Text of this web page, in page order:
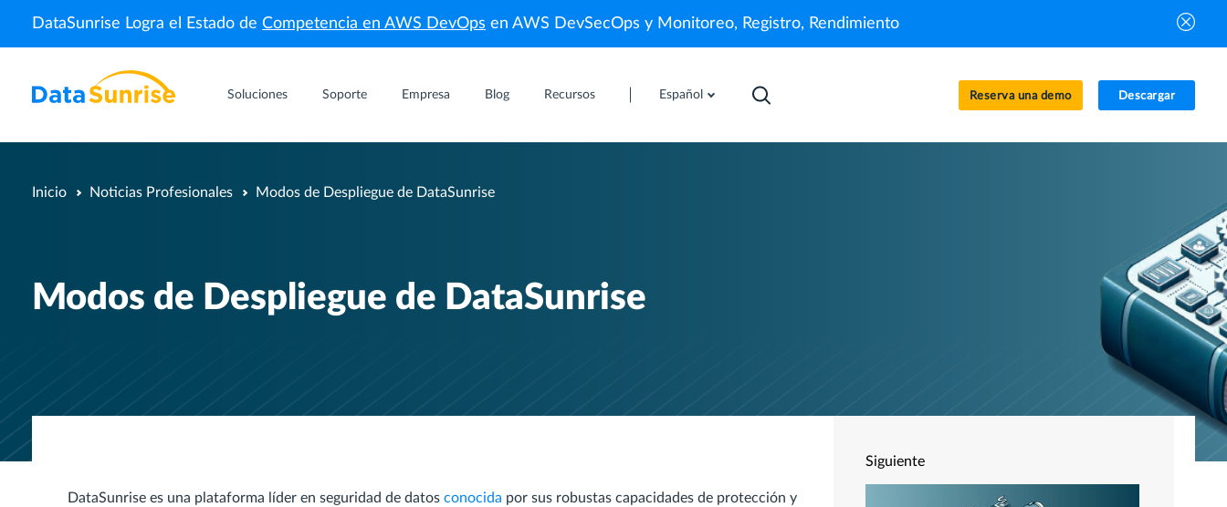
DataSunrise Logra el Estado de Competencia en AWS DevOps en AWS DevSecOps y Monitoreo, Registro, Rendimiento
Soluciones Soporte Empresa Blog Recursos Español Reserva una demo Descargar
Inicio Noticias Profesionales Modos de Despliegue de DataSunrise
Modos de Despliegue de DataSunrise
DataSunrise es una plataforma líder en seguridad de datos conocida por sus robustas capacidades de protección y
Siguiente